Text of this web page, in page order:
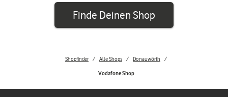
Finde Deinen Shop
Shopfinder Alle Shops Donauwörth
Vodafone Shop